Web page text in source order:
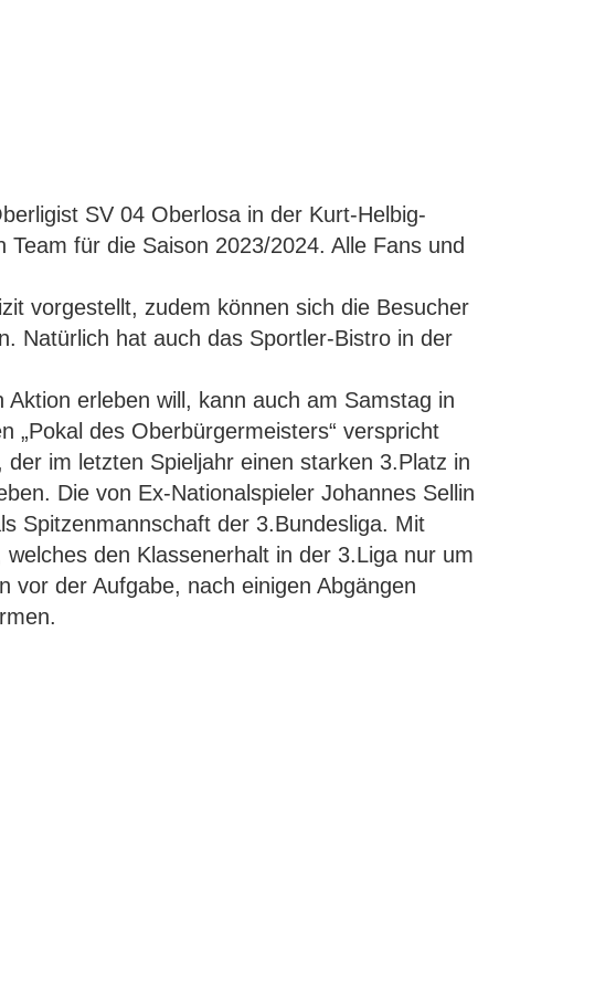
SV 04 Oberlosa in der Kurt-Helbig-
für die Saison 2023/2024. Alle Fans und
vorgestellt, zudem können sich die Besucher
Natürlich hat auch das Sportler-Bistro in der
erleben will, kann auch am Samstag in
„Pokal des Oberbürgermeisters“ verspricht
im letzten Spieljahr einen starken 3.Platz in
Die von Ex-Nationalspieler Johannes Sellin
Spitzenmannschaft der 3.Bundesliga. Mit
den Klassenerhalt in der 3.Liga nur um
vor der Aufgabe, nach einigen Abgängen